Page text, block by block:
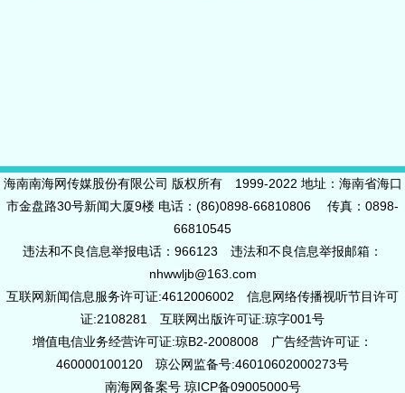
海南南海网传媒股份有限公司 版权所有 1999-2022 地址：海南省海口
市金盘路30号新闻大厦9楼 电话：(86)0898-66810806 传真：0898-
66810545
违法和不良信息举报电话：966123 违法和不良信息举报邮箱：
nhwwljb@163.com
互联网新闻信息服务许可证:4612006002 信息网络传播视听节目许可
证:2108281 互联网出版许可证:琼字001号
增值电信业务经营许可证:琼B2-2008008 广告经营许可证：
460000100120 琼公网监备号:46010602000273号
南海网备案号 琼ICP备09005000号